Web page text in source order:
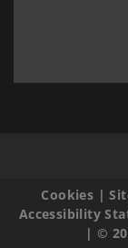
Cookies |
Accessibility
|©